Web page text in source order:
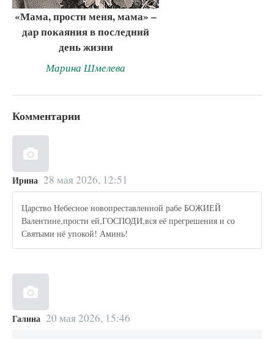
«Мама, прости меня, мама» –
дар покаяния в последний
день жизни
Марина Шмелева
Комментарии
Ирина 28 мая 2026, 12:51
Царство Небесное новопреставленной рабе БОЖИЕЙ
Валентине,прости ей,ГОСПОДИ,вся её прегрешения и со
Святыми нё упокой! Аминь!
Галина 20 мая 2026, 15:46